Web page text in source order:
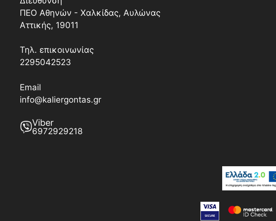
ΠΕΟ Αθηνών - Χαλκίδας, Αυλώνας
Αττικής, 19011
Τηλ. επικοινωνίας
2295042523
Email
info@kaliergontas.gr
Viber
6972929218